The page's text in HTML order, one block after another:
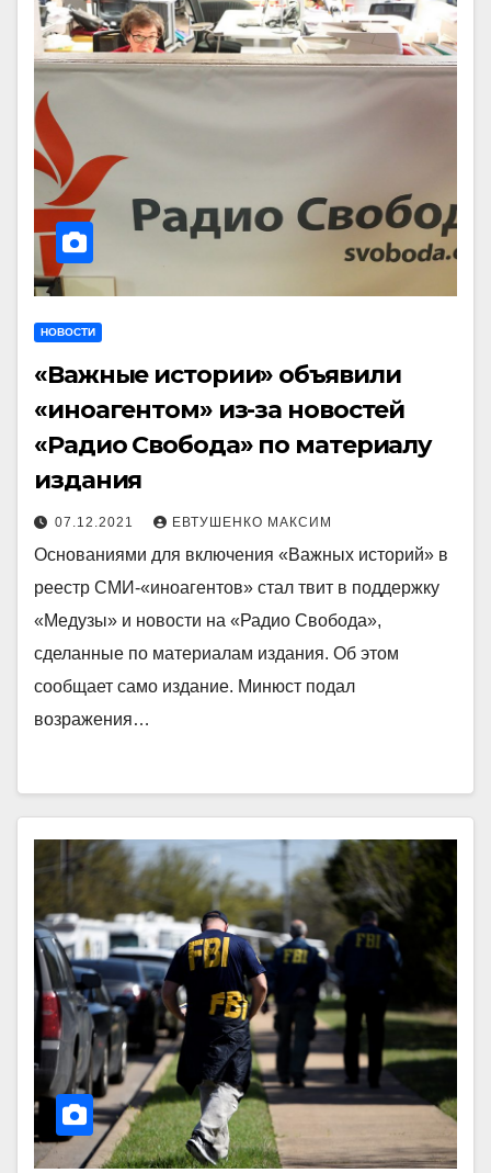
НОВОСТИ
«Важные истории» объявили
«иноагентом» из-за новостей
«Радио Свобода» по материалу
издания
07.12.2021 ЕВТУШЕНКО МАКСИМ
Основаниями для включения «Важных историй» в
реестр СМИ-«иноагентов» стал твит в поддержку
«Медузы» и новости на «Радио Свобода»,
сделанные по материалам издания. Об этом
сообщает само издание. Минюст подал
возражения…